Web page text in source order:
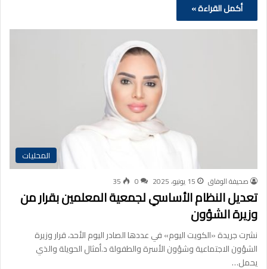
أكمل القراءة »
المحليات
صحيفة الوفاق 15 يونيو، 2025 0
35
تعديل النظام الأساسي لجمعية المعلمين بقرار من
وزيرة الشؤون
نشرت جريدة «الكويت اليوم» في عددها الصادر اليوم الأحد، قرار وزيرة
الشؤون الاجتماعية وشؤون الأسرة والطفولة د.أمثال الحويلة والذي
يحمل…